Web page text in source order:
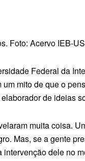
Foto: Acervo IEB-
Federal da
mito de que o
de ideias
muita coisa.
Mas, se a gente
dele no